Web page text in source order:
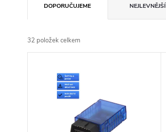
a
z
DOPORUČUJEME NEJLEVNĚJŠÍ
32 položek celkem